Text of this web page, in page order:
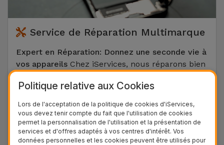
Service de Réparation Multimarque
Expert en Réparation: Donnez une seconde vie à
vos appareils Chez iServices, nous réparons bien
iPhone, un Samsung , unHuawei, un
un
Google Pixel
, nos techniciens interviennent
sur toutes les marques. Nous maîtrisons tous
types de réparations: remplacement d'écran
cassé, changement de batterie, récupération de
Politique relative aux Cookies
Lors de l'acceptation de la politique de cookies d'iServices,
vous devez tenir compte du fait que l'utilisation de cookies
permet la personnalisation de l'utilisation et la présentation de
services et d'offres adaptés à vos centres d'intérêt. Vos
données personnelles et les cookies peuvent être utilisés pour